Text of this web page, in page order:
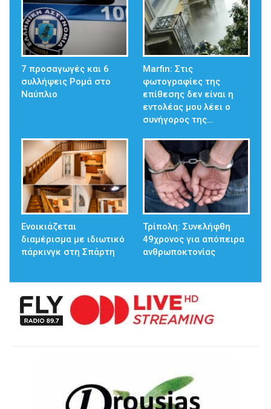
7 προσαγωγές και 6
συλλήψεις Ρομά στο
Ναύπλιο
Marfin: Στις
φωτογραφίες της
επίθεσης δεν είναι η
εντολέας μου λέει ο
συνήγορος της…
Ενοικιάζεται
διαμέρισμα με ιδιωτικό
πάρκινγκ στη Σπάρτη
Τρίπολη: Συνελήφθη
49χρονος για απόπειρα
ανθρωποκτονίας